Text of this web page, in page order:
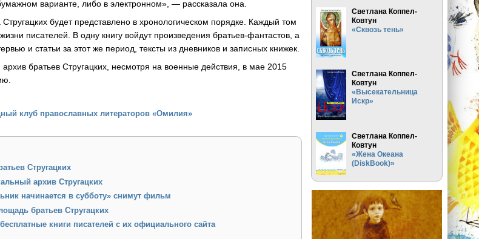
варианте, либо в электронном», — рассказала она.
будет представлено в хронологическом порядке. Каждый том
писателей. В одну книгу войдут произведения братьев-фантастов, а
и статьи за этот же период, тексты из дневников и записных книжек.
братьев Стругацких, несмотря на военные действия, в мае 2015
клуб православных литераторов «Омилия»
Стругацких
архив Стругацких
начинается в субботу» снимут фильм
братьев Стругацких
книги писателей с их официального сайта
Светлана Коппел-
Ковтун
«Сквозь тень»
Светлана Коппел-
Ковтун
«Высекательница
Искр»
Светлана Коппел-
Ковтун
«Жена Океана
(DiskBook)»